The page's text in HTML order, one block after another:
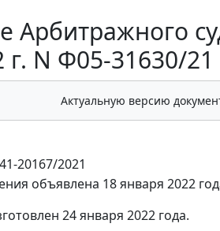
Арбитражного
г. N Ф05-31630/
Актуальную версию
20167/2021
объявлена 18 января 2022
24 января 2022 года.